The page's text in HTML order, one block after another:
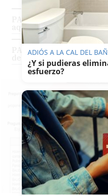
PAU junio 2026
aquí el examen
PAU junio 2026
de Ciencias Generales
ADIÓS A LA CAL DEL
¿Y si pudieras
esfuerzo?